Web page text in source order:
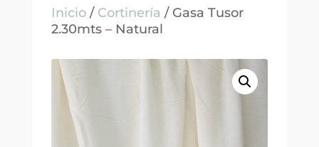
Inicio/ Cortinería / Gasa Tusor
2.30mts – Natural